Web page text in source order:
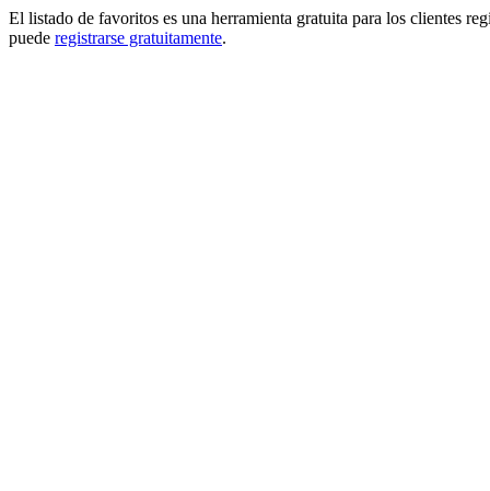
El listado de favoritos es una herramienta gratuita para los clientes
puede registrarse gratuitamente.